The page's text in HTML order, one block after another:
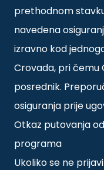
prethodnom
navedena
izravno kod
Crovada, pri čemu
posrednik.
osiguranja prije
Otkaz putovanja
programa
Ukoliko se ne